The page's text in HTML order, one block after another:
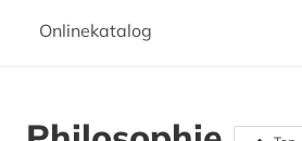
Onlinekatalog